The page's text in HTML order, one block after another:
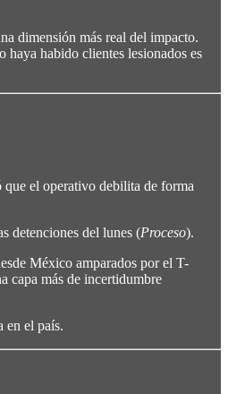
dimensión más real del impacto.
habido clientes lesionados es
el operativo debilita de forma
detenciones del lunes (Proceso).
México amparados por el T-
capa más de incertidumbre
en el país.